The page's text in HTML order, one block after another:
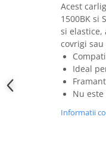
Acest
1500BK si
si elastice,
covrigi
Ideal
Nu
Informatii